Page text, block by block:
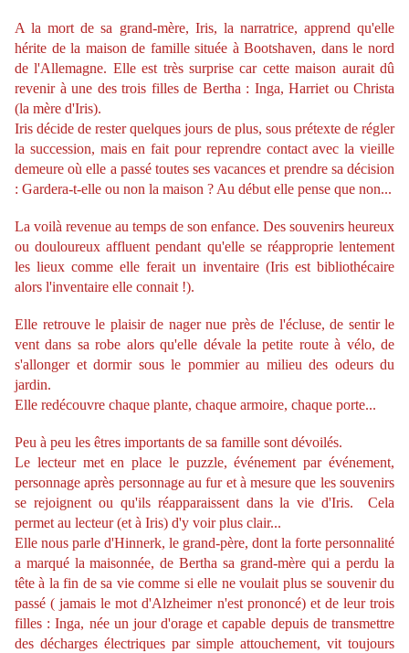
A la mort de sa grand-mère, Iris, la narratrice, apprend qu'elle
hérite de la maison de famille située à Bootshaven, dans le nord
de l'Allemagne. Elle est très surprise car cette maison aurait dû
revenir à une des trois filles de Bertha : Inga, Harriet ou Christa
(la mère d'Iris).
Iris décide de rester quelques jours de plus, sous prétexte de régler
la succession, mais en fait pour reprendre contact avec la vieille
demeure où elle a passé toutes ses vacances et prendre sa décision
: Gardera-t-elle ou non la maison ? Au début elle pense que non...
La voilà revenue au temps de son enfance. Des souvenirs heureux
ou douloureux affluent pendant qu'elle se réapproprie lentement
les lieux comme elle ferait un inventaire (Iris est bibliothécaire
alors l'inventaire elle connait !).
Elle retrouve le plaisir de nager nue près de l'écluse, de sentir le
vent dans sa robe alors qu'elle dévale la petite route à vélo, de
s'allonger et dormir sous le pommier au milieu des odeurs du
jardin.
Elle redécouvre chaque plante, chaque armoire, chaque porte...
Peu à peu les êtres importants de sa famille sont dévoilés.
Le lecteur met en place le puzzle, événement par événement,
personnage après personnage au fur et à mesure que les souvenirs
se rejoignent ou qu'ils réapparaissent dans la vie d'Iris. Cela
permet au lecteur (et à Iris) d'y voir plus clair...
Elle nous parle d'Hinnerk, le grand-père, dont la forte personnalité
a marqué la maisonnée, de Bertha sa grand-mère qui a perdu la
tête à la fin de sa vie comme si elle ne voulait plus se souvenir du
passé ( jamais le mot d'Alzheimer n'est prononcé) et de leur trois
filles : Inga, née un jour d'orage et capable depuis de transmettre
des décharges électriques par simple attouchement, vit toujours